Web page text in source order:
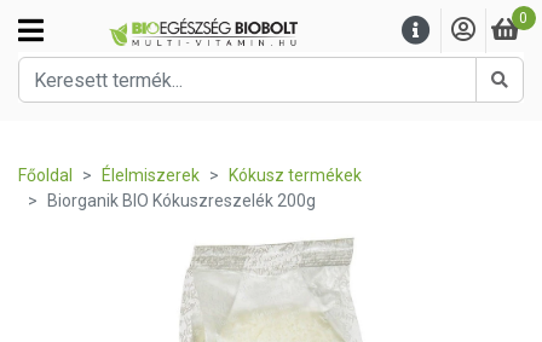
0
Főoldal Élelmiszerek
Kókusz termékek
Biorganik BIO Kókuszreszelék 200g